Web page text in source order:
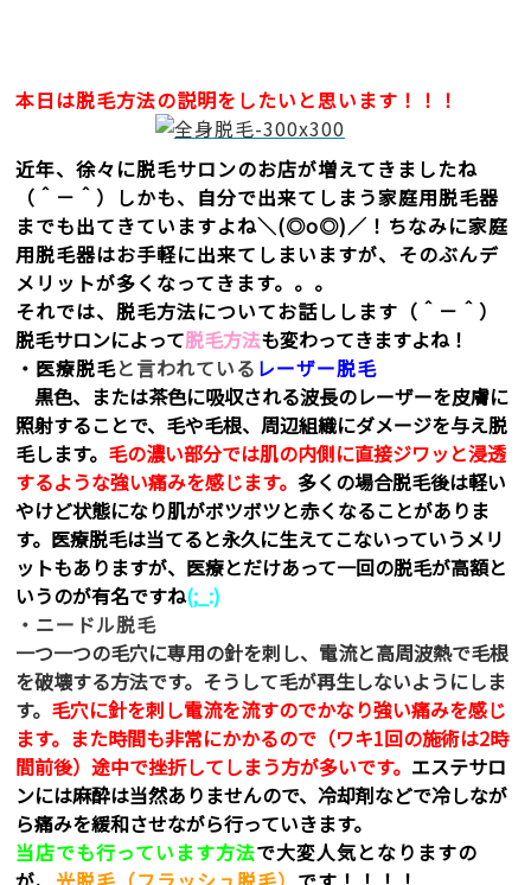
本日は脱毛方法の説明をしたいと思います！！！
近年、徐々に脱毛サロンのお店が増えてきましたね
（＾－＾）しかも、自分で出来てしまう家庭用脱毛器
までも出てきていますよね＼(◎o◎)／！ちなみに家庭
用脱毛器はお手軽に出来てしまいますが、そのぶんデ
メリットが多くなってきます。。。
それでは、脱毛方法についてお話しします（＾－＾）
脱毛サロンによって脱毛方法も変わってきますよね！
・医療脱毛と言われている レーザー脱毛
黒色、または茶色に吸収される波長のレーザーを皮膚に
照射することで、毛や毛根、周辺組織にダメージを与え脱
毛します。 毛の濃い部分では肌の内側に直接ジワッと浸透
するような強い痛みを感じます。 多くの場合脱毛後は軽い
やけど状態になり肌がボツボツと赤くなることがありま
す。医療脱毛は当てると永久に生えてこないっていうメリ
ットもありますが、医療とだけあって一回の脱毛が高額と
いうのが有名ですね(;_:)
・ニードル脱毛
一つ一つの毛穴に専用の針を刺し、電流と高周波熱で毛根
を破壊する方法です。そうして毛が再生しないようにしま
す。 毛穴に針を刺し電流を流すのでかなり強い痛みを感じ
ます。また時間も非常にかかるので（ワキ1回の施術は2時
間前後）途中で挫折してしまう方が多いです。 エステサロ
ンには麻酔は当然ありませんので、冷却剤などで冷しなが
ら痛みを緩和させながら行っていきます。
当店でも行っています方法で大変人気となりますの